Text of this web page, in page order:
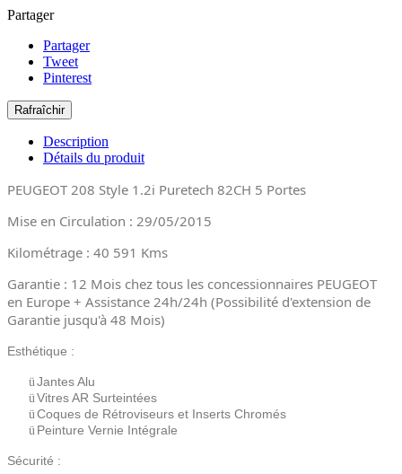
Partager
Partager
Tweet
Pinterest
Description
Détails du produit
PEUGEOT 208 Style 1 .2i Puretech 82CH 5 Portes
Mise en Circulation : 29/05/2015
Kilométrage : 40 591 Kms
Garantie : 12 Mois chez tous les concessionnaires PEUGEOT
en Europe + Assistance 24h/24h (Possibilité d'extension de
Garantie jusqu'à 48 Mois)
Esthétique :
üJantes Alu
üVitres AR Surteintées
üCoques de Rétroviseurs et Inserts Chromés
ü Peinture Vernie Intégrale
Sécurité :